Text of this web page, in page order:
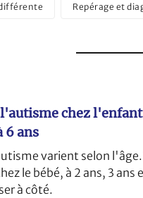
Repérage et
l'autisme chez
6 ans
varient selon l'âge.
le bébé, à 2 ans, 3 ans
à côté.